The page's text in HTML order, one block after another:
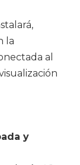
la
al
y